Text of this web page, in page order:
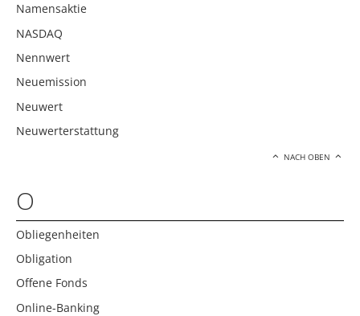
Namensaktie
NASDAQ
Nennwert
Neuemission
Neuwert
Neuwerterstattung
NACH OBEN
O
Obliegenheiten
Obligation
Offene Fonds
Online-Banking